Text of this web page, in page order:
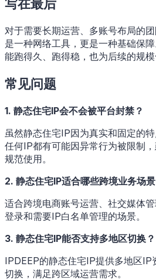
写在最后
对于需要长期运营、多账号布局的
是一种网络工具，更是一种基础保
能跑得久、跑得稳，也为后续的规模
常见问题
1. 静态住宅IP会不会被平台封禁？
虽然静态住宅IP因为真实和固定的
任何IP都有可能因异常行为被限制
规范使用。
2. 静态住宅IP适合哪些跨境业务场景
适合跨境电商账号运营、社交媒体
登录和需要IP白名单管理的场景。
3. 静态住宅IP能否支持多地区切换？
IPDEEP的静态住宅IP提供多地区IP
切换，满足跨区域运营需求。